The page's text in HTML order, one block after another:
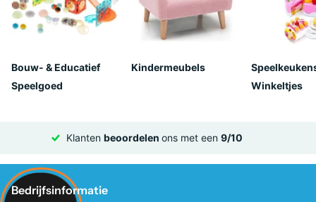
Bouw- & Educatief
Speelgoed
Kindermeubels
Winkeltjes
Klanten beoordelen ons met een 9/10
Bedrijfsinformatie